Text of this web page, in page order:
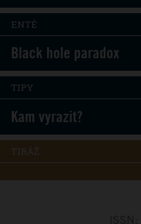
ENTÉ
Black hole paradox
TIPY
Kam vyrazit?
TIRÁŽ